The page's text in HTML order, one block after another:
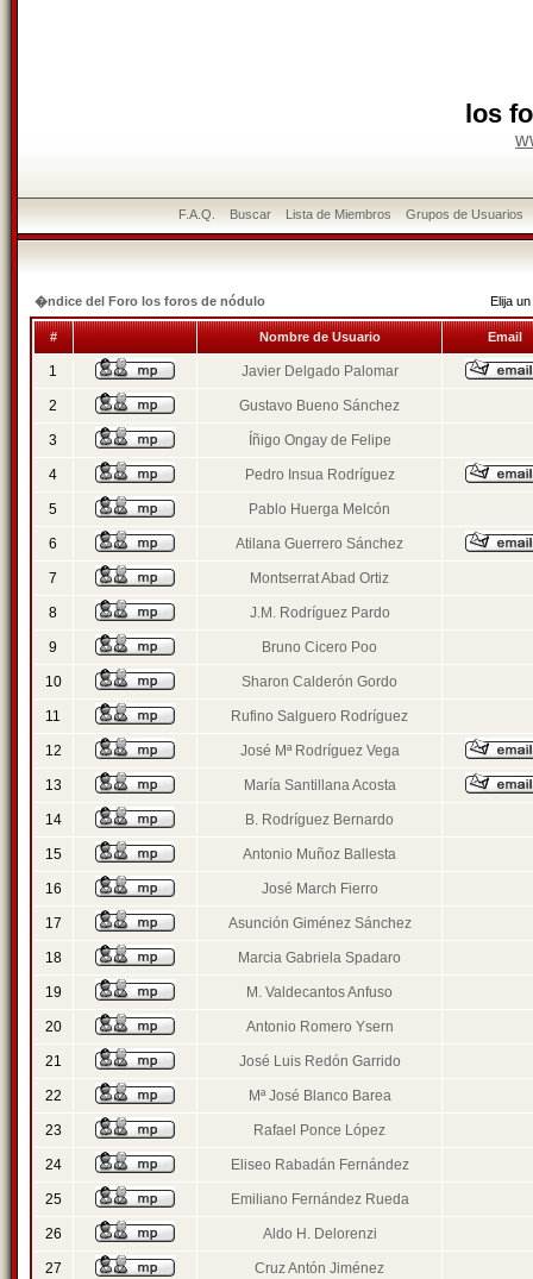
los
F.A.Q. Buscar Lista de Miembros Grupos de Usuarios
�ndice del Foro los foros de nódulo Elija
# Nombre de Usuario Email
1 Javier Delgado Palomar
2 Gustavo Bueno Sánchez
3 Íñigo Ongay de Felipe
4 Pedro Insua Rodríguez
5 Pablo Huerga Melcón
6 Atilana Guerrero Sánchez
7 Montserrat Abad Ortiz
8 J.M. Rodríguez Pardo
9 Bruno Cicero Poo
10 Sharon Calderón Gordo
11 Rufino Salguero Rodríguez
12 José Mª Rodríguez Vega
13 María Santillana Acosta
14 B. Rodríguez Bernardo
15 Antonio Muñoz Ballesta
16 José March Fierro
17 Asunción Giménez Sánchez
18 Marcia Gabriela Spadaro
19 M. Valdecantos Anfuso
20 Antonio Romero Ysern
21 José Luis Redón Garrido
22 Mª José Blanco Barea
23 Rafael Ponce López
24 Eliseo Rabadán Fernández
25 Emiliano Fernández Rueda
26 Aldo H. Delorenzi
27 Cruz Antón Jiménez